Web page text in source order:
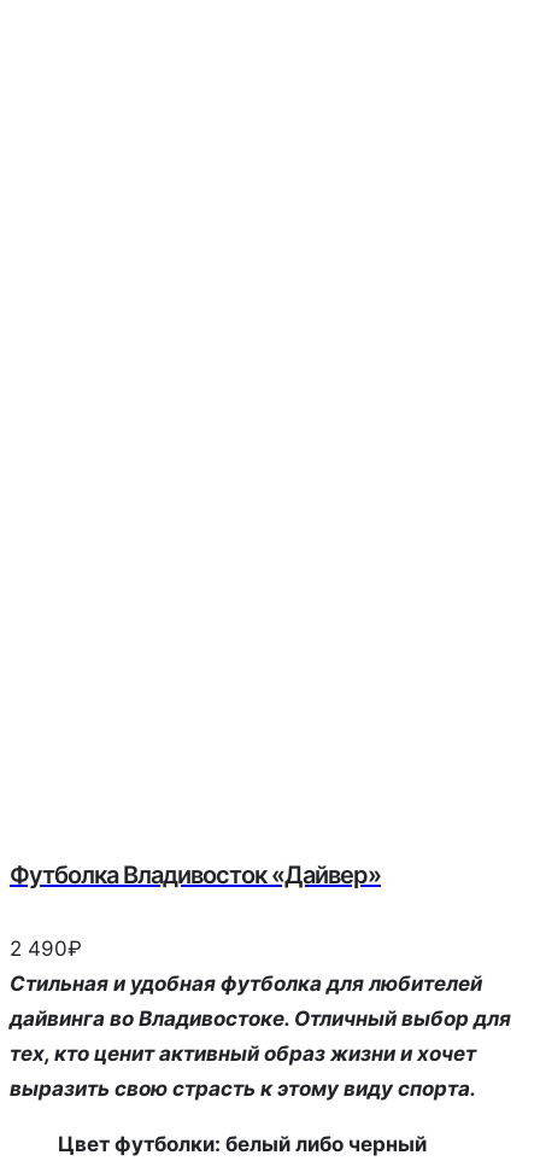
Футболка Владивосток «Дайвер»
2 490₽
Стильная и удобная футболка для любителей
дайвинга во Владивостоке. Отличный выбор для
тех, кто ценит активный образ жизни и хочет
выразить свою страсть к этому виду спорта.
Цвет футболки: белый либо черный